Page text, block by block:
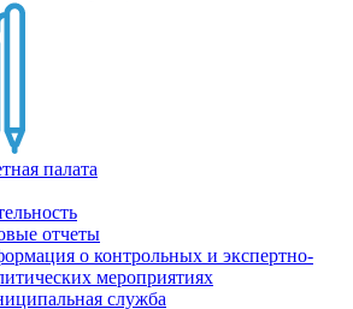
палата
отчеты
о контрольных и экспертно-
мероприятиях
служба